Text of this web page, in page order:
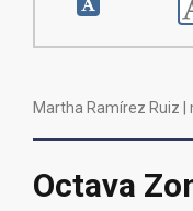
Martha Ramírez Ruiz |
Octava